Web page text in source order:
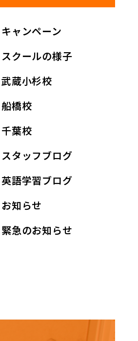
キャンペーン
スクールの様子
武蔵小杉校
船橋校
千葉校
スタッフブログ
英語学習ブログ
お知らせ
緊急のお知らせ